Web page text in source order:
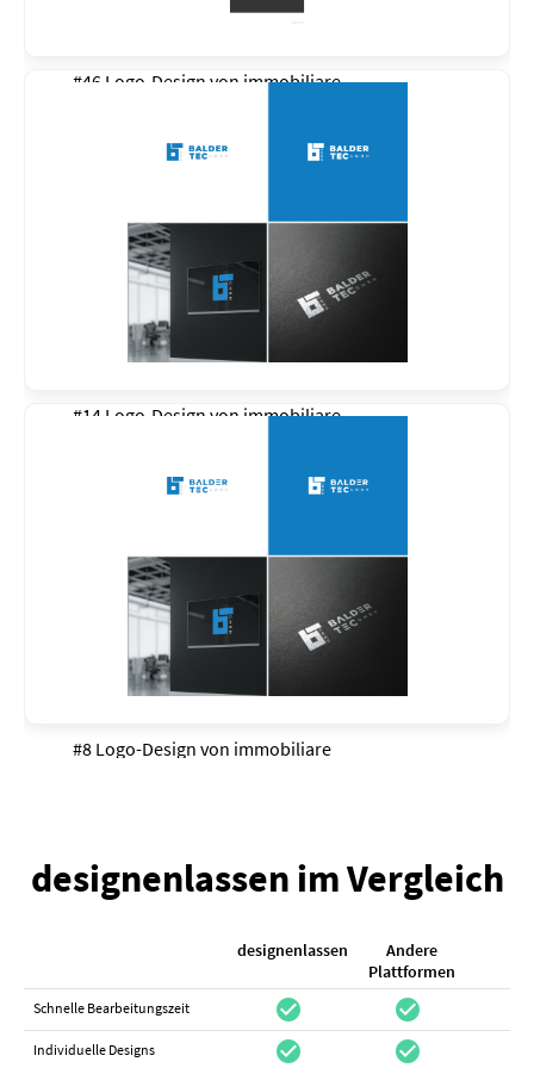
#46 Logo-Design von immobiliare
#14 Logo-Design von immobiliare
#8 Logo-Design von immobiliare
designenlassen im Vergleich
designenlassen
Andere
Plattformen
Schnelle Bearbeitungszeit check_circle check_circle
Individuelle Designs check_circle check_circle